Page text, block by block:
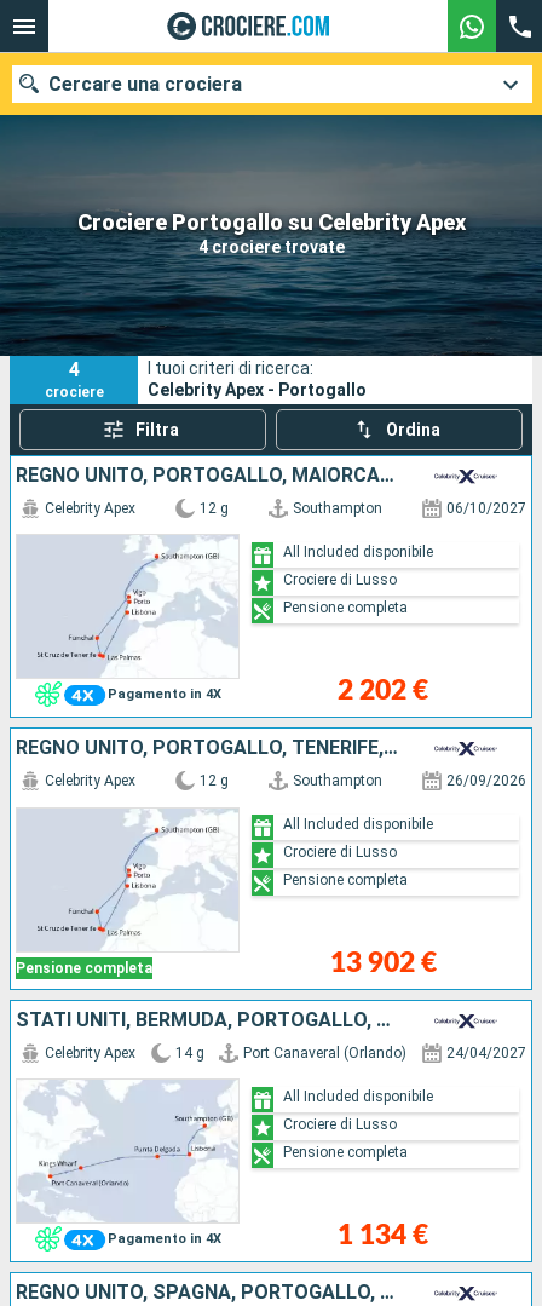
Crociere Portogallo su Celebrity Apex
4 crociere trovate
Cercare una crociera
Le nostre destinazioni
Mesi di partenza
Porti Compagnie
Ricerca
4
crociere
I tuoi criteri di ricerca:
Celebrity Apex - Portogallo
Filtra Ordina
REGNO UNITO, PORTOGALLO, MAIORCA, TENERIFE, SPAGNA
Pagamento in 4X
Celebrity Apex 12 g Southampton 06/10/2027
2 202 €
All Included disponibile
Crociere di Lusso
Pensione completa
REGNO UNITO, PORTOGALLO, TENERIFE, MAIORCA, SPAGNA
Pensione completa
Celebrity Apex 12 g Southampton 26/09/2026
13 902 €
All Included disponibile
Crociere di Lusso
Pensione completa
STATI UNITI, BERMUDA, PORTOGALLO, REGNO UNITO
Pagamento in 4X
Celebrity Apex 14 g Port Canaveral (Orlando) 24/04/2027
1 134 €
All Included disponibile
Crociere di Lusso
Pensione completa
REGNO UNITO, SPAGNA, PORTOGALLO, BERMUDA, STATI UNITI